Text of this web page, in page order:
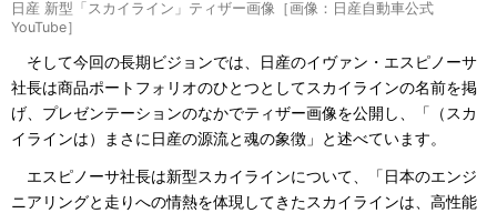
日産 新型「スカイライン」ティザー画像［画像：日産自動車公式
YouTube］
そして今回の長期ビジョンでは、日産のイヴァン・エスピノーサ
社長は商品ポートフォリオのひとつとしてスカイラインの名前を掲
げ、プレゼンテーションのなかでティザー画像を公開し、「（スカ
イラインは）まさに日産の源流と魂の象徴」と述べています。
エスピノーサ社長は新型スカイラインについて、「日本のエンジ
ニアリングと走りへの情熱を体現してきたスカイラインは、高性能